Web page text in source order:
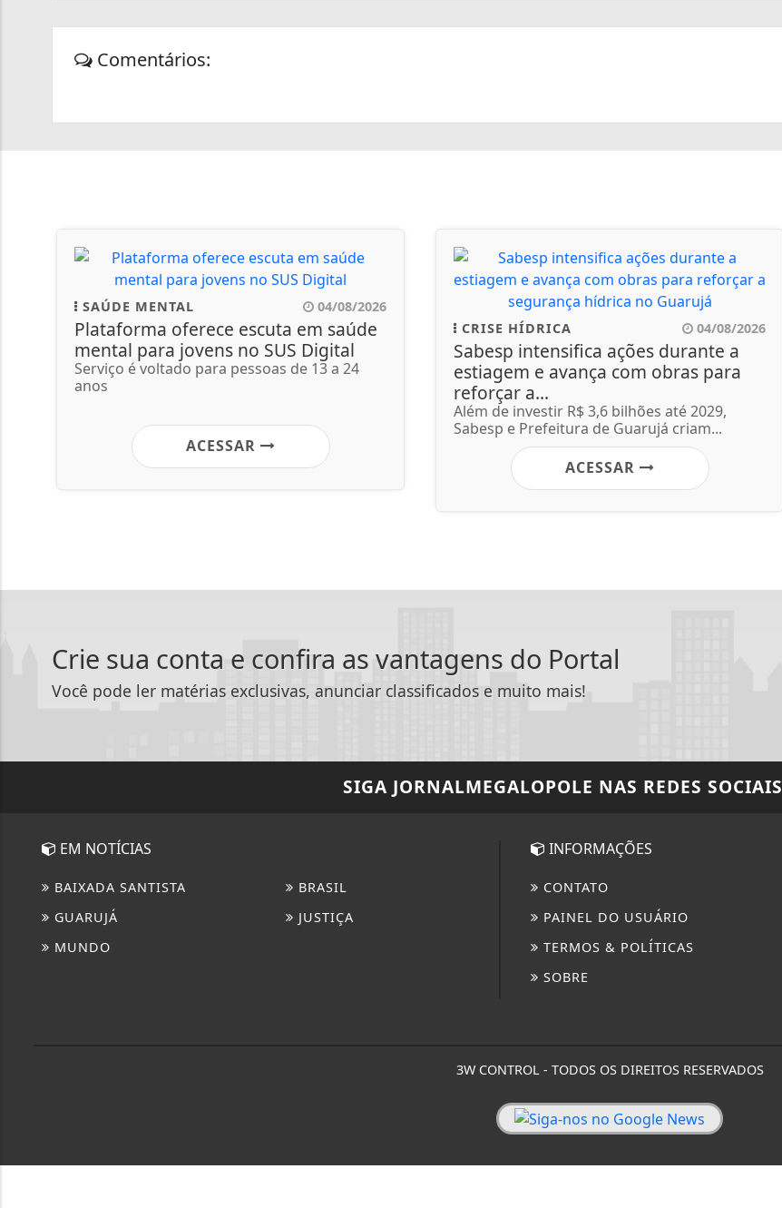
Comentários:
SAÚDE MENTAL 04/08/2026
Plataforma oferece escuta em saúde
mental para jovens no SUS Digital
Serviço é voltado para pessoas de 13 a 24
anos
ACESSAR
CRISE HÍDRICA 04/08/2026
Sabesp intensifica ações durante a
estiagem e avança com obras para
reforçar a...
Além de investir R$ 3,6 bilhões até 2029,
Sabesp e Prefeitura de Guarujá criam...
ACESSAR
Crie sua conta e confira as vantagens do Portal
Você pode ler matérias exclusivas, anunciar classificados e muito mais!
SIGA JORNALMEGALOPOLE NAS REDES SOCIAIS
EM NOTÍCIAS
BAIXADA SANTISTA
BRASIL
GUARUJÁ
JUSTIÇA
MUNDO
INFORMAÇÕES
CONTATO
PAINEL DO USUÁRIO
TERMOS & POLÍTICAS
SOBRE
3W CONTROL - TODOS OS DIREITOS RESERVADOS